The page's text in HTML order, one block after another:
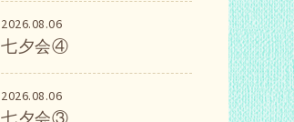
2026.08.06
七夕会④
2026.08.06
七夕会③